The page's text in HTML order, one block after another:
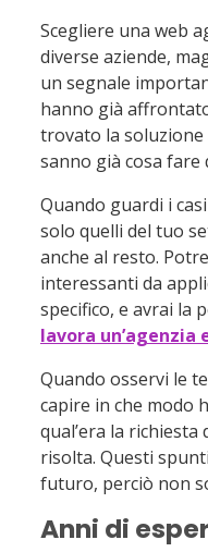
Scegliere una web
diverse aziende,
un segnale
hanno già
trovato la
sanno già cosa
Quando guardi i
solo quelli del tuo
anche al resto.
interessanti da
specifico, e avrai la
lavora un’agenzia
Quando osservi le
capire in che modo
qual’era la richiesta
risolta. Questi
futuro, perciò non
Anni di